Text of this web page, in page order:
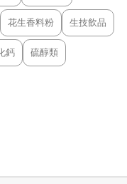
花生香料粉 生技飲品
鈣 硫醇類